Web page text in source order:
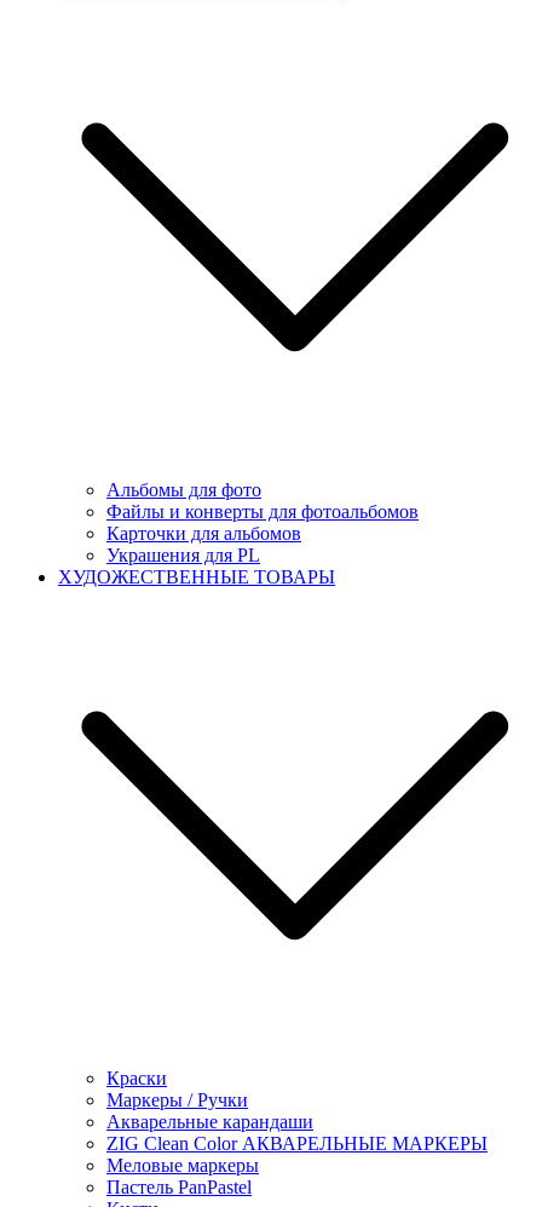
Альбомы для фото
Файлы и конверты для фотоальбомов
Карточки для альбомов
Украшения для PL
ХУДОЖЕСТВЕННЫЕ ТОВАРЫ
Краски
Маркеры / Ручки
Акварельные карандаши
ZIG Clean Color АКВАРЕЛЬНЫЕ МАРКЕРЫ
Меловые маркеры
Пастель PanPastel